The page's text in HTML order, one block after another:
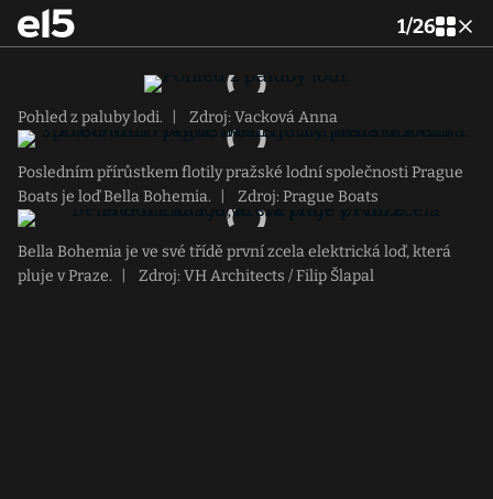
1/26
Pohled z paluby lodi. Zdroj: Vacková Anna
Posledním přírůstkem flotily pražské lodní společnosti Prague
Boats je loď Bella Bohemia.
Zdroj: Prague Boats
Bella Bohemia je ve své třídě první zcela elektrická loď, která
pluje v Praze.
Zdroj: VH Architects / Filip Šlapal